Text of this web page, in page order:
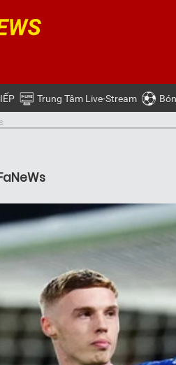
Trung Tâm Live-Stream